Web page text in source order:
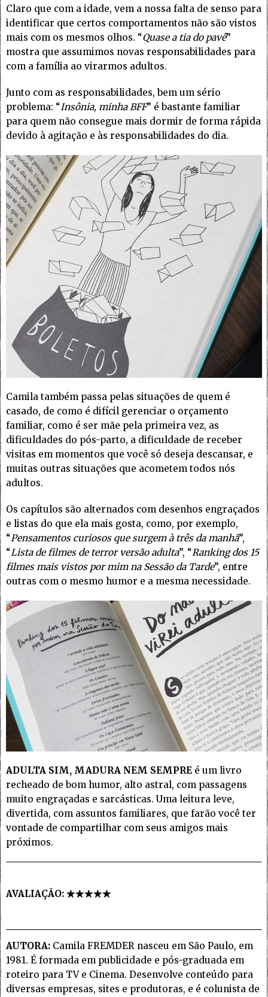
Claro que com a idade, vem a nossa falta de senso para
identificar que certos comportamentos não são vistos
mais com os mesmos olhos. “Quase a tia do pavê”
mostra que assumimos novas responsabilidades para
com a família ao virarmos adultos.
Junto com as responsabilidades, bem um sério
problema: “Insônia, minha BFF” é bastante familiar
para quem não consegue mais dormir de forma rápida
devido à agitação e às responsabilidades do dia.
Camila também passa pelas situações de quem é
casado, de como é difícil gerenciar o orçamento
familiar, como é ser mãe pela primeira vez, as
dificuldades do pós-parto, a dificuldade de receber
visitas em momentos que você só deseja descansar, e
muitas outras situações que acometem todos nós
adultos.
Os capítulos são alternados com desenhos engraçados
e listas do que ela mais gosta, como, por exemplo,
“Pensamentos curiosos que surgem à três da manhã”,
“Lista de filmes de terror versão adulta”, “Ranking dos 15
filmes mais vistos por mim na Sessão da Tarde”, entre
outras com o mesmo humor e a mesma necessidade.
ADULTA SIM, MADURA NEM SEMPRE é um livro
recheado de bom humor, alto astral, com passagens
muito engraçadas e sarcásticas. Uma leitura leve,
divertida, com assuntos familiares, que farão você ter
vontade de compartilhar com seus amigos mais
próximos.
AVALIAÇÃO:
AUTORA: Camila FREMDER nasceu em São Paulo, em
1981. É formada em publicidade e pós-graduada em
roteiro para TV e Cinema. Desenvolve conteúdo para
diversas empresas, sites e produtoras, e é colunista de